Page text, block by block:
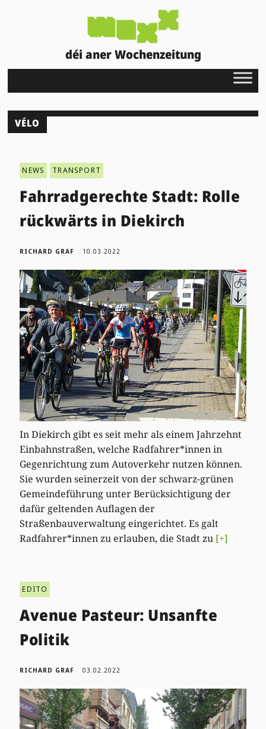
déi aner Wochenzeitung
VÉLO
NEWS TRANSPORT
Fahrradgerechte Stadt: Rolle
rückwärts in Diekirch
RICHARD GRAF 10.03.2022
In Diekirch gibt es seit mehr als einem Jahrzehnt
Einbahnstraßen, welche Radfahrer*innen in
Gegenrichtung zum Autoverkehr nutzen können.
Sie wurden seinerzeit von der schwarz-grünen
Gemeindeführung unter Berücksichtigung der
dafür geltenden Auflagen der
Straßenbauverwaltung eingerichtet. Es galt
Radfahrer*innen zu erlauben, die Stadt zu [+]
EDITO
Avenue Pasteur: Unsanfte
Politik
RICHARD GRAF 03.02.2022